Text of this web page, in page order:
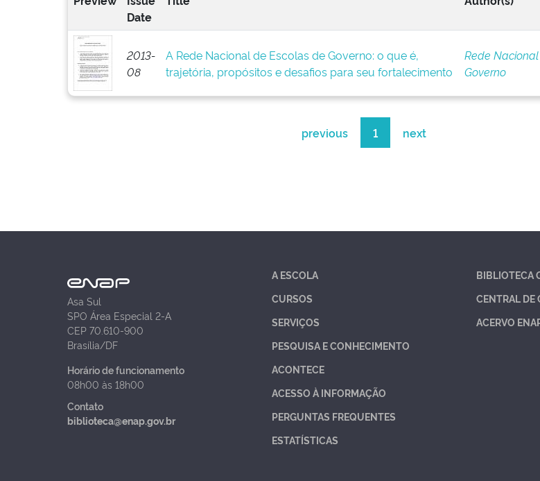
Date
2013-
08
A Rede Nacional de Escolas de Governo: o que é,
trajetória, propósitos e desafios para seu fortalecimento
Rede
Governo
previous 1 next
Asa Sul
SPO Área Especial 2-A
CEP 70.610-900
Brasília/DF
Horário de funcionamento
08h00 às 18h00
Contato
biblioteca@enap.gov.br
A ESCOLA
CURSOS
SERVIÇOS
PESQUISA E CONHECIMENTO
ACONTECE
ACESSO À INFORMAÇÃO
PERGUNTAS FREQUENTES
ESTATÍSTICAS
BIBLIOTECA
CENTRAL DE
ACERVO